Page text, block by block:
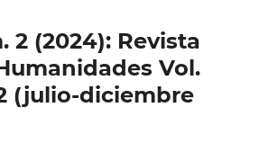
2 (2024): Revista
Vol.
(julio-diciembre